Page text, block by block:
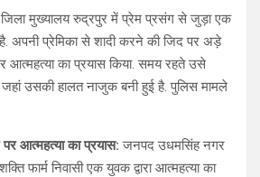
e
gr
a
ar
e
मुख्यालय रुद्रपुर में प्रेम प्रसंग से जुड़ा एक
अपनी प्रेमिका से शादी करने की जिद पर अड़े
का प्रयास किया. समय रहते उसे
जहां उसकी हालत नाजुक बनी हुई है. पुलिस मामले
पर आत्महत्या का प्रयास: जनपद उधमसिंह नगर
फार्म निवासी एक युवक द्वारा आत्महत्या का